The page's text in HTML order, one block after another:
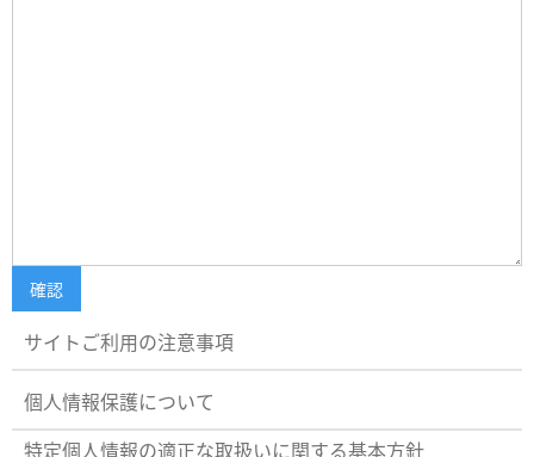
サイトご利用の注意事項
個人情報保護について
特定個人情報の適正な取扱いに関する基本方針